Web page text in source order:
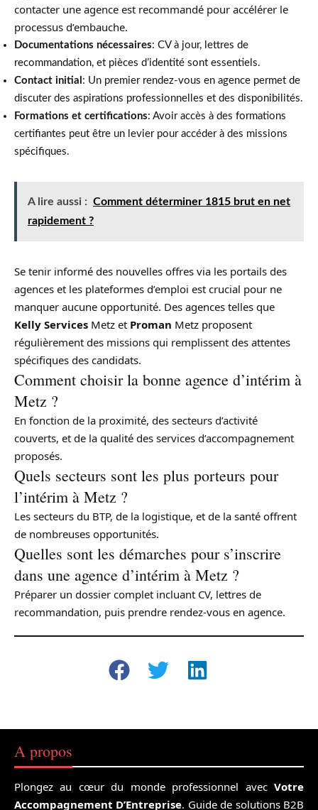
contacter une agence est recommandé pour accélérer le
processus d’embauche.
Documentations nécessaires: CV à jour, lettres de
recommandation, et pièces d’identité sont essentiels.
Contact initial : Un premier rendez-vous en agence permet de
discuter des aspirations professionnelles et des disponibilités.
Formations et certifications: Avoir accès à des formations
certifiantes peut être un levier pour accéder à des missions
spécifiques.
A lire aussi : Comment déterminer 1815 brut en net
rapidement ?
Se tenir informé des nouvelles offres via les portails des
agences et les plateformes d’emploi est crucial pour ne
manquer aucune opportunité. Des agences telles que
Kelly Services Metz et Proman Metz proposent
régulièrement des missions qui remplissent des attentes
spécifiques des candidats.
Comment choisir la bonne agence d’intérim à
Metz ?
En fonction de la proximité, des secteurs d’activité
couverts, et de la qualité des services d’accompagnement
proposés.
Quels secteurs sont les plus porteurs pour
l’intérim à Metz ?
Les secteurs du BTP, de la logistique, et de la santé offrent
de nombreuses opportunités.
Quelles sont les démarches pour s’inscrire
dans une agence d’intérim à Metz ?
Préparer un dossier complet incluant CV, lettres de
recommandation, puis prendre rendez-vous en agence.
A propos
Plongez au cœur du monde professionnel avec Votre
Accompagnement D’Entreprise. Guide de solutions B2B